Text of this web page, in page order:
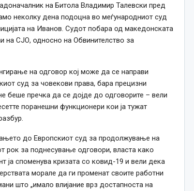
на Битола Владимир Талевски пред
неколку дена подоцна во меѓународниот суд
на Иванов. Судот побара од македонската
на СЈО, односно на Обвинителство за
на одговор кој може да се направи
суд за човекови права, бара прецизни
беше пречка да се дојде до одговорите – вели
поранешни функционери кои ја тужат
до Европскиот суд за продолжување на
рок за поднесување одговори, власта како
ја споменува кризата со ковид-19 и вели дека
морале да ги променат своите работни
што „имало влијание врз достапноста на